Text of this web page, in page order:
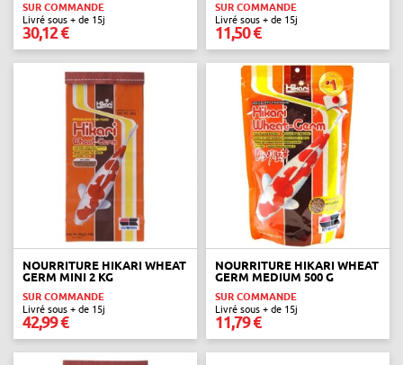
SUR COMMANDE
Livré sous + de 15j
30,12 €
SUR COMMANDE
Livré sous + de 15j
11,50 €
NOURRITURE HIKARI WHEAT
GERM MINI 2 KG
SUR COMMANDE
Livré sous + de 15j
42,99 €
NOURRITURE HIKARI WHEAT
GERM MEDIUM 500 G
SUR COMMANDE
Livré sous + de 15j
11,79 €